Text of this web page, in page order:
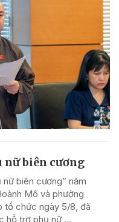
nữ biên cương
biên cương” năm
Mô và phường
tổ chức ngày 5/8, đã
hỗ trợ phụ nữ,...